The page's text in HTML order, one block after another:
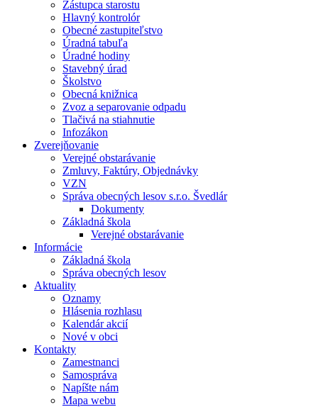
Zástupca starostu
Hlavný kontrolór
Obecné zastupiteľstvo
Úradná tabuľa
Úradné hodiny
Stavebný úrad
Školstvo
Obecná knižnica
Zvoz a separovanie odpadu
Tlačivá na stiahnutie
Infozákon
Zverejňovanie
Verejné obstarávanie
Zmluvy, Faktúry, Objednávky
VZN
Správa obecných lesov s.r.o. Švedlár
Dokumenty
Základná škola
Verejné obstarávanie
Informácie
Základná škola
Správa obecných lesov
Aktuality
Oznamy
Hlásenia rozhlasu
Kalendár akcií
Nové v obci
Kontakty
Zamestnanci
Samospráva
Napíšte nám
Mapa webu